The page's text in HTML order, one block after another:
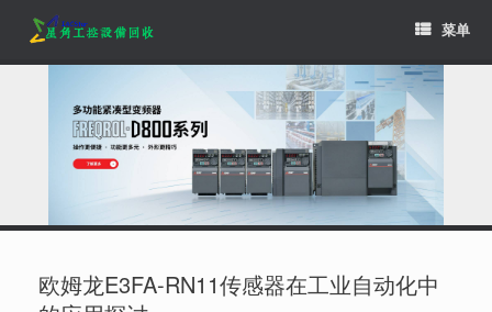
content
菜单
欧姆龙E3FA-RN11传感器在工业自动化中